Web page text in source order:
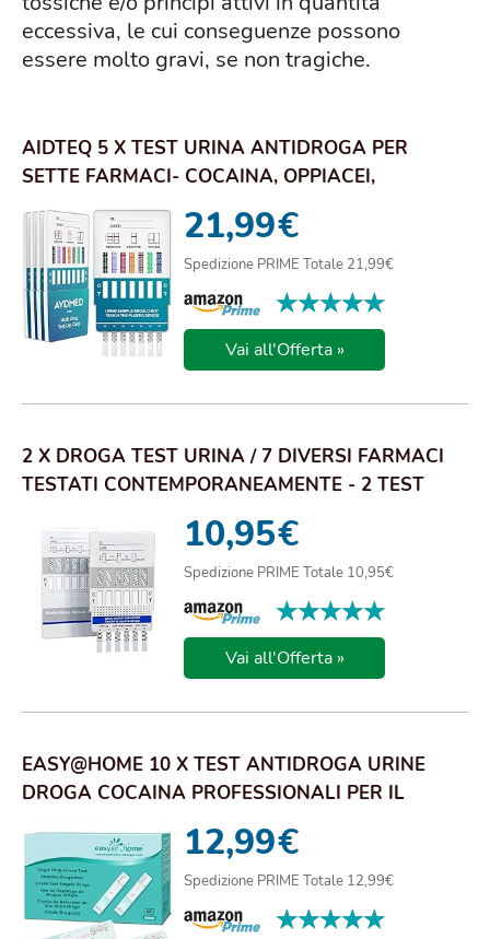
eccessiva, le cui conseguenze possono
essere molto gravi, se non tragiche.
AIDTEQ 5 X TEST URINA ANTIDROGA PER
SETTE FARMACI- COCAINA, OPPIACEI,
METADONE, ANFETAM...21,99€
Spedizione PRIME Totale 21,99€
★★★★★
★★★★★
Vai all'Offerta »
2 X DROGA TEST URINA / 7 DIVERSI FARMACI
TESTATI CONTEMPORANEAMENTE - 2 TEST
10,95€
Spedizione PRIME Totale 10,95€
★★★★★
★★★★★
Vai all'Offerta »
EASY@HOME 10 X TEST ANTIDROGA URINE
DROGA COCAINA PROFESSIONALI PER IL
12,99€
Spedizione PRIME Totale 12,99€
★★★★★
★★★★★